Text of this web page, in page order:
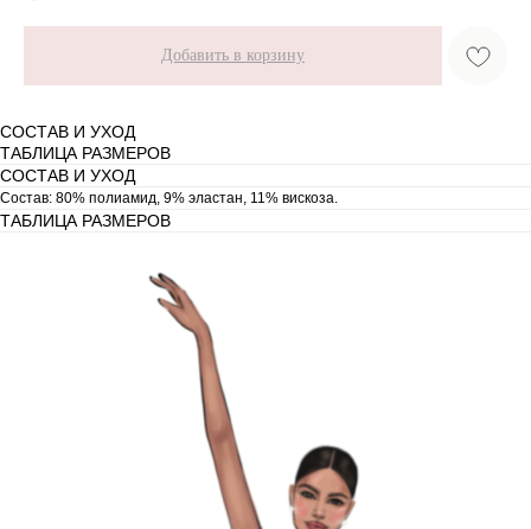
Добавить в корзину
СОСТАВ И УХОД
ТАБЛИЦА РАЗМЕРОВ
СОСТАВ И УХОД
Состав: 80% полиамид, 9% эластан, 11% вискоза.
ТАБЛИЦА РАЗМЕРОВ